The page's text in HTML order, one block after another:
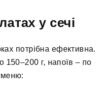
у сечі
потрібна ефективна.
150–200 г, напоїв – по
меню: